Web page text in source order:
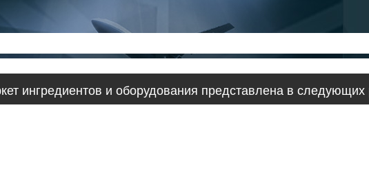
ингредиентов и оборудования представлена в следующих